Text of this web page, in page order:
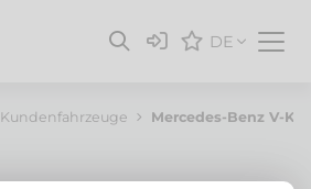
DE
Kunden­fahrzeuge Mercedes-Benz V-